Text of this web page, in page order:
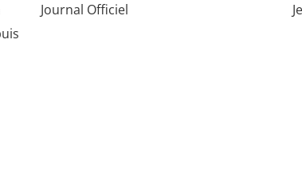
Journal Officiel